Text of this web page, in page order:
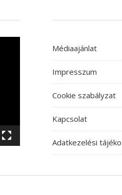
Médiaajánlat
Impresszum
Cookie szabályzat
Kapcsolat
Adatkezelési